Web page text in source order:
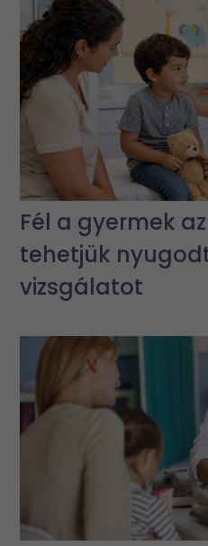
Fél a gyermek
tehetjük
vizsgálatot